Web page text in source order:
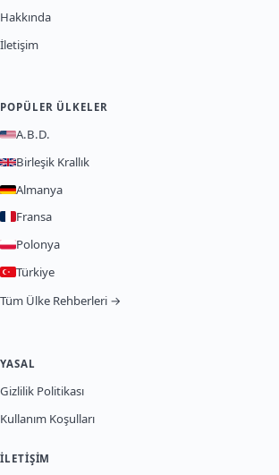
Hakkında
İletişim
POPÜLER ÜLKELER
A.B.D.
Birleşik Krallık
Almanya
Fransa
Polonya
Türkiye
Tüm Ülke Rehberleri →
YASAL
Gizlilik Politikası
Kullanım Koşulları
İLETIŞIM